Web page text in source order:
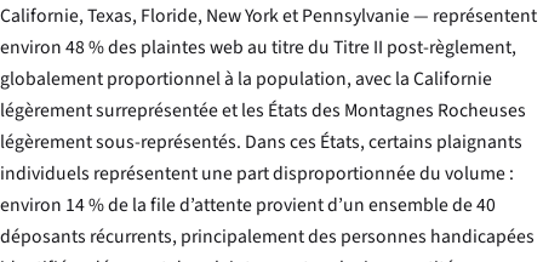
Californie, Texas, Floride, New York et Pennsylvanie — représentent
environ 48 % des plaintes web au titre du Titre II post-règlement,
globalement proportionnel à la population, avec la Californie
légèrement surreprésentée et les États des Montagnes Rocheuses
légèrement sous-représentés. Dans ces États, certains plaignants
individuels représentent une part disproportionnée du volume :
environ 14 % de la file d’attente provient d’un ensemble de 40
déposants récurrents, principalement des personnes handicapées